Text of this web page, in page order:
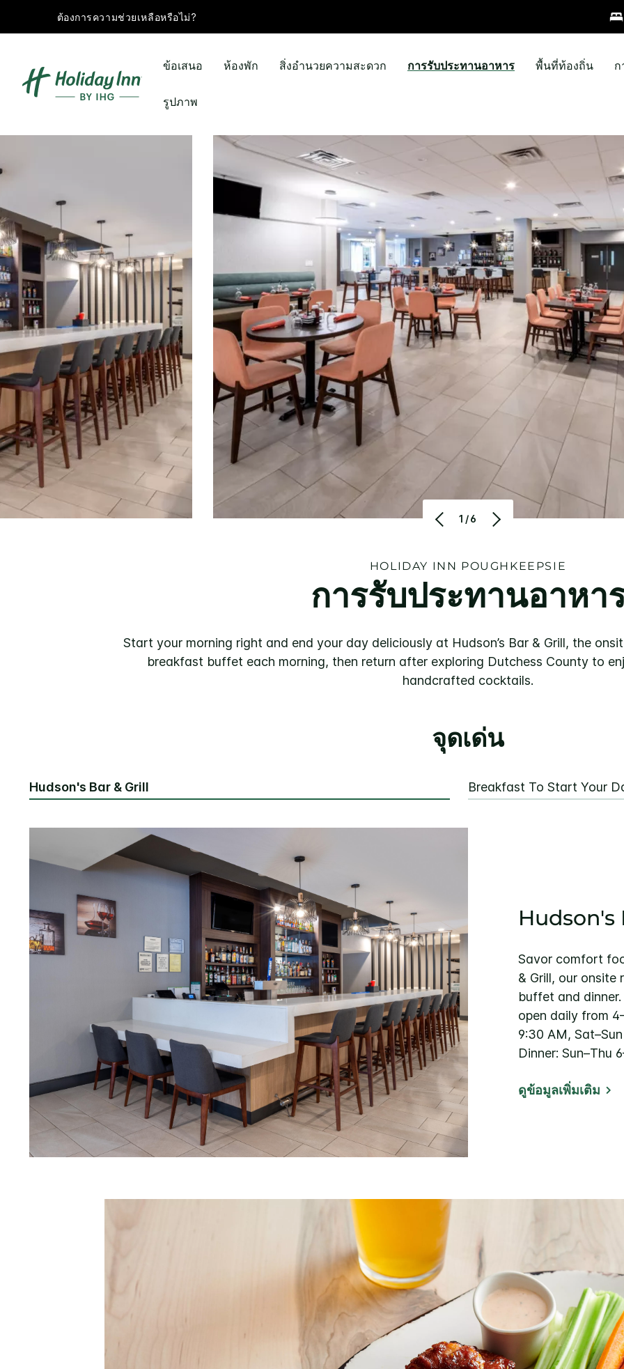
ต้องการความช่วยเหลือหรือไม่?
ข้อเสนอ ห้องพัก สิ่งอำนวยความสะดวก การรับประทานอาหาร พื้นที่ท้องถิ่น ก
รูปภาพ
1/6
HOLIDAY INN POUGHKEEPSIE
การรับประทานอาหา
Start your morning right and end your day deliciously at Hudson’s Bar & Grill, the
breakfast buffet each morning, then return after exploring Dutchess County to
handcrafted cocktails.
จุดเด่น
Hudson's Bar & Grill Breakfast To Start Your
Hudson's
Savor comfort
& Grill, our
buffet and
open daily from
9:30 AM,
Dinner: Sun–Thu
ดูข้อมูลเพิ่มเติม